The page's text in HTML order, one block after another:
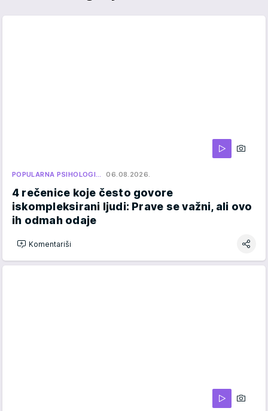
POPULARNA PSIHOLOGI… 06.08.2026.
4 rečenice koje često govore
iskompleksirani ljudi: Prave se važni, ali ovo
ih odmah odaje
Komentariši